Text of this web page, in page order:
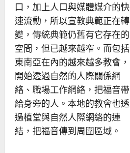
口，加上人口與媒體媒介的快
速流動，所以宣教典範正在轉
變，傳統典範仍舊有它存在的
空間，但已越來越窄。而包括
東南亞在內的越來越多教會，
開始透過自然的人際關係網
絡、職場工作網絡，把福音帶
給身旁的人。本地的教會也透
過植堂與自然人際網絡的連
結，把福音傳到周圍區域。